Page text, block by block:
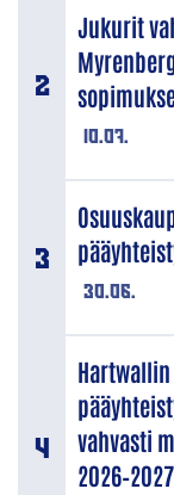
10.07.
Jukurit
30.06.
vahvasti
2026–2027